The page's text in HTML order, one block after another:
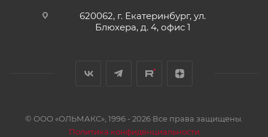
620062, г. Екатеринбург, ул.
Блюхера, д. 4, офис 1
© ООО «ОЛЬМАКС», 1996 - 2026 Все права защищены.
Политика конфиденциальности